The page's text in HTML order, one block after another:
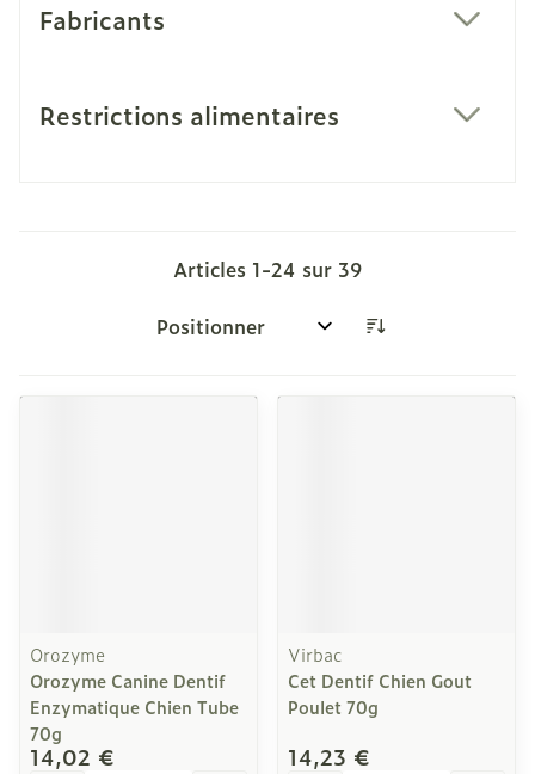
Fabricants
Restrictions alimentaires
Articles 1-24 sur 39
Trier par:
Orozyme
Orozyme Canine Dentif
Enzymatique Chien Tube
70g
14,02 €
Virbac
Cet Dentif Chien Gout
Poulet 70g
14,23 €